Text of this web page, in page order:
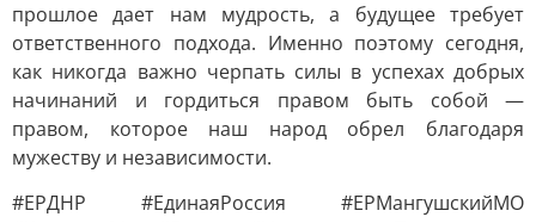
прошлое дает нам мудрость, а будущее требует
ответственного подхода. Именно поэтому сегодня,
как никогда важно черпать силы в успехах добрых
начинаний и гордиться правом быть собой —
правом, которое наш народ обрел благодаря
мужеству и независимости.
#ЕРДНР #ЕдинаяРоссия #ЕРМангушскийМО